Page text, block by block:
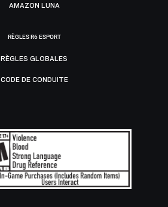
AMAZON LUNA
RÈGLES R6 ESPORT
RÈGLES GLOBALES
CODE DE CONDUITE